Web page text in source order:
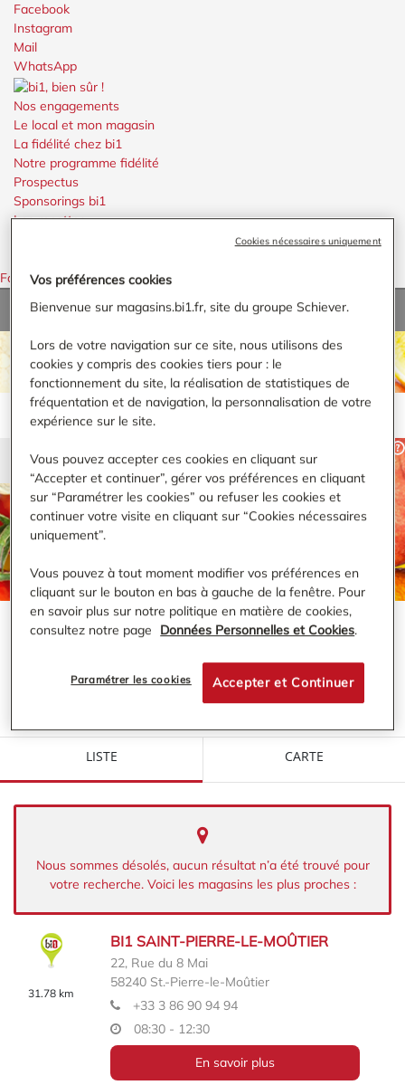
Facebook
Instagram
Mail
WhatsApp
Nos engagements
Le local et mon magasin
La fidélité chez bi1
Notre programme fidélité
Prospectus
Sponsorings bi1
Les recettes
Faire défiler vers le haut
Accueil › Yzeure
TROUVER UN MAGASIN BI1
RECHERCHER
VOTRE MAGASIN BI1 À PROXIMITÉ DE :
YZEURE
LISTE CARTE
Nous sommes désolés, aucun résultat n’a été trouvé pour
votre recherche. Voici les magasins les plus proches :
31.78 km
BI1 SAINT-PIERRE-LE-MOÛTIER
22, Rue du 8 Mai
58240 St.-Pierre-le-Moûtier
+33 3 86 90 94 94
08:30 - 12:30
En savoir plus
Vos préférences cookies
Bienvenue sur magasins.bi1.fr, site du groupe Schiever.
Lors de votre navigation sur ce site, nous utilisons des
cookies y compris des cookies tiers pour : le
fonctionnement du site, la réalisation de statistiques de
fréquentation et de navigation, la personnalisation de votre
expérience sur le site.
Vous pouvez accepter ces cookies en cliquant sur
“Accepter et continuer”, gérer vos préférences en cliquant
sur “Paramétrer les cookies” ou refuser les cookies et
continuer votre visite en cliquant sur “Cookies nécessaires
uniquement”.
Vous pouvez à tout moment modifier vos préférences en
cliquant sur le bouton en bas à gauche de la fenêtre. Pour
en savoir plus sur notre politique en matière de cookies,
consultez notre page
Données Personnelles et Cookies.
Accepter et Continuer
Paramétrer les cookies
Cookies nécessaires uniquement